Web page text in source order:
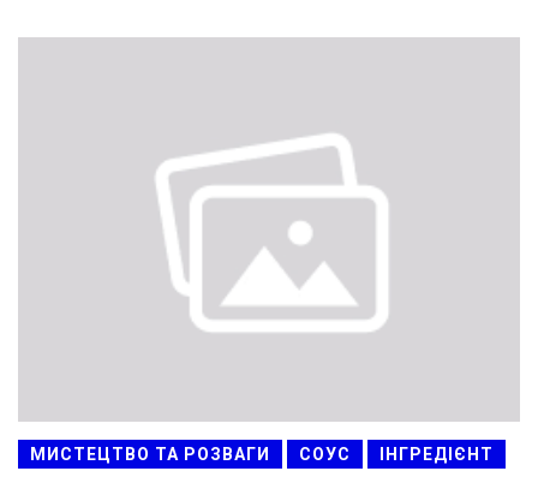
МИСТЕЦТВО ТА РОЗВАГИ СОУС ІНГРЕДІЄНТ